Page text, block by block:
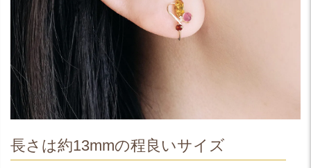
長さは約13mmの程良いサイズ